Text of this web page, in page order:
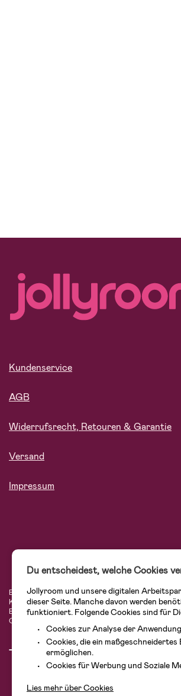
Kundenservice
AGB
Widerrufsrecht, Retouren & Garantie
Versand
Impressum
Bei Jollyroom.de findest Du eine tolle Auswahl an
Kundenservice kannst Du Dich beim Einkauf bei
Einrichtungsgegenstände, Spielsachen,
Cybex, LEGO und vielen mehr. Schau Dich um in
Du entscheidest, welche Cookies
Jollyroom und unsere digitalen
dieser Seite. Manche davon werden
funktioniert. Folgende Cookies sind für
Cookies zur Analyse der
Cookies, die ein
ermöglichen.
Cookies für Werbung und Soziale
Lies mehr über Cookies